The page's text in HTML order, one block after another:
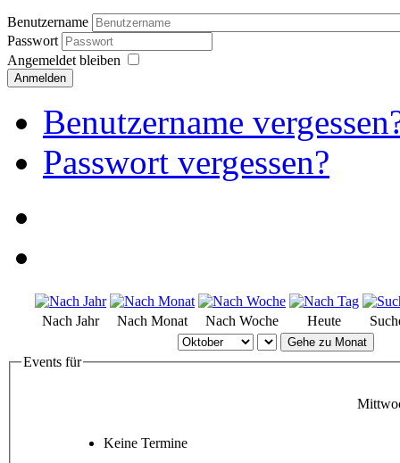
Benutzername
Passwort
Angemeldet bleiben
Anmelden
Benutzername
Passwort vergessen?
Nach Jahr Nach Monat Nach Woche Heute
Gehe zu Monat
Events für
Keine Termine